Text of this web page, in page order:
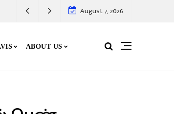
August 7, 2026
ABOUT US